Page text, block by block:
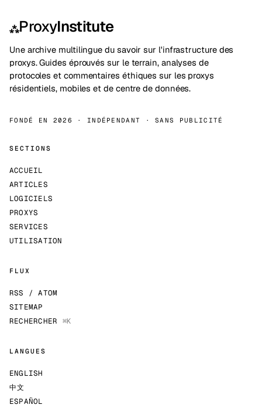
⁂ProxyInstitute
Une archive multilingue du savoir sur l'infrastructure des
proxys. Guides éprouvés sur le terrain, analyses de
protocoles et commentaires éthiques sur les proxys
résidentiels, mobiles et de centre de données.
FONDÉ EN 2026 · INDÉPENDANT · SANS PUBLICITÉ
SECTIONS
ACCUEIL
ARTICLES
LOGICIELS
PROXYS
SERVICES
UTILISATION
FLUX
RSS / ATOM
SITEMAP
RECHERCHER ⌘K
LANGUES
ENGLISH
中文
ESPAÑOL